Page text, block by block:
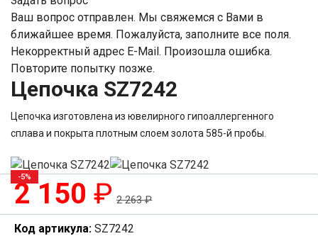
Ваш вопрос отправлен. Мы свяжемся с Вами в
ближайшее время. Пожалуйста, заполните все поля.
Некорректный адрес E-Mail. Произошла ошибка.
Повторите попытку позже.
Цепочка SZ7242
Цепочка изготовлена из ювелирного гипоаллергенного
сплава и покрыта плотным слоем золота 585-й пробы.
-5%
2 150 ₽ 2 263₽
Код артикула: SZ7242